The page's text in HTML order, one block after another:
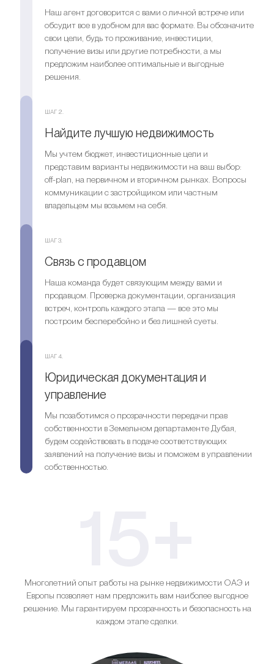
Наш агент договорится с вами о личной встрече или
обсудит все в удобном для вас формате. Вы обозначите
свои цели, будь то проживание, инвестиции,
получение визы или другие потребности, а мы
предложим наиболее оптимальные и выгодные
решения.
ШАГ 2.
Найдите лучшую недвижимость
Мы учтем бюджет, инвестиционные цели и
представим варианты недвижимости на ваш выбор:
off-plan, на первичном и вторичном рынках. Вопросы
коммуникации с застройщиком или частным
владельцем мы возьмем на себя.
ШАГ 3.
Связь с продавцом
Наша команда будет связующим между вами и
продавцом. Проверка документации, организация
встреч, контроль каждого этапа — все это мы
построим бесперебойно и без лишней суеты.
ШАГ 4.
Юридическая документация и
управление
Мы позаботимся о прозрачности передачи прав
собственности в Земельном департаменте Дубая,
будем содействовать в подаче соответствующих
заявлений на получение визы и поможем в управлении
собственностью.
Многолетний опыт работы на рынке недвижимости ОАЭ и
Европы позволяет нам предложить вам наиболее выгодное
решение. Мы гарантируем прозрачность и безопасность на
каждом этапе сделки.